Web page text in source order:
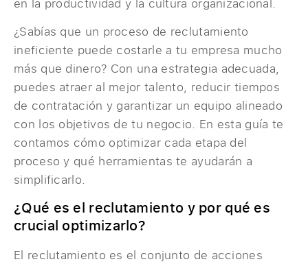
¿Sabías que un proceso de reclutamiento
ineficiente puede costarle a tu empresa mucho
más que dinero? Con una estrategia adecuada,
puedes atraer al mejor talento, reducir tiempos
de contratación y garantizar un equipo alineado
con los objetivos de tu negocio. En esta guía te
contamos cómo optimizar cada etapa del
proceso y qué herramientas te ayudarán a
simplificarlo.
¿Qué es el reclutamiento y por qué es
crucial optimizarlo?
El reclutamiento es el conjunto de acciones